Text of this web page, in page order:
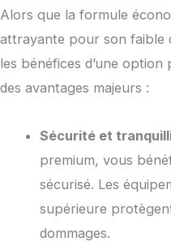
Alors que la formule
attrayante pour son faible
les bénéfices d’une
des avantages majeurs :
Sécurité et
premium, vous
sécurisé. Les
supérieure
dommages.